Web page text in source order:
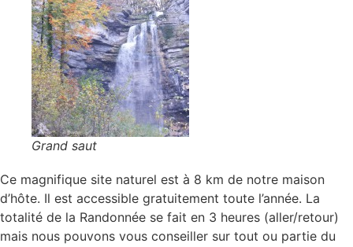
Grand saut
Ce magnifique site naturel est à 8 km de notre maison
d’hôte. Il est accessible gratuitement toute l’année. La
totalité de la Randonnée se fait en 3 heures (aller/retour)
mais nous pouvons vous conseiller sur tout ou partie du